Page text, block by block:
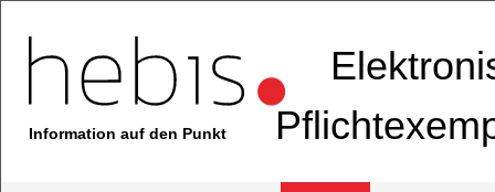
Information auf den Punkt